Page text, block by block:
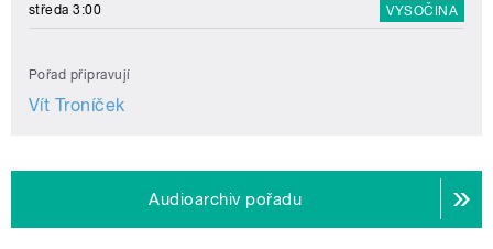
středa 3:00 VYSOČINA
Pořad připravují
Vít Troníček
Audioarchiv pořadu